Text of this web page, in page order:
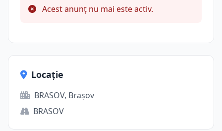
Acest anunț nu mai este activ.
Locație
BRASOV, Brașov
BRASOV